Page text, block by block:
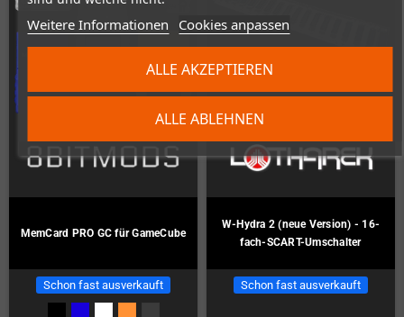
Weitere Informationen Cookies anpassen
ALLE ABLEHNEN
ALLE AKZEPTIEREN
MemCard PRO GC für GameCube
Schon fast ausverkauft
W-Hydra 2 (neue Version) - 16-
fach-SCART-Umschalter
Schon fast ausverkauft